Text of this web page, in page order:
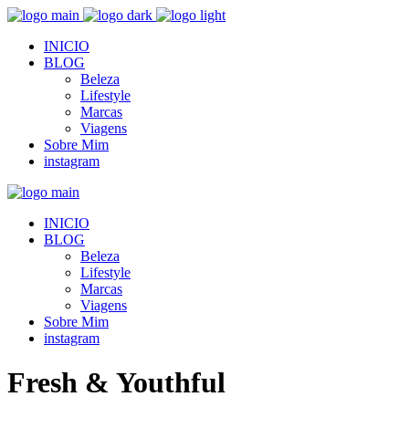
INICIO
BLOG
Beleza
Lifestyle
Marcas
Viagens
Sobre Mim
instagram
INICIO
BLOG
Beleza
Lifestyle
Marcas
Viagens
Sobre Mim
instagram
Fresh & Youthful